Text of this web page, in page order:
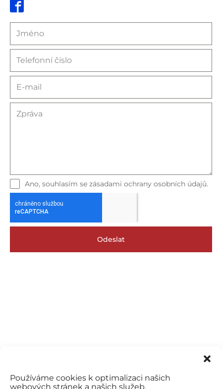
Používáme cookies k optimalizaci našich
webových stránek a našich služeb.
Ano, souhlasím se zásadami ochrany osobních údajů.
Odeslat